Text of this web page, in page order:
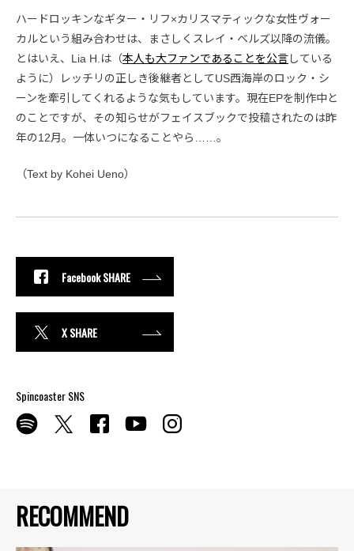
RECOMMEND
ハードロッキンなギター・リフ×カリスマティックな女性ヴォー
カルという組み合わせは、まさしくスレイ・ベルズ以降の流儀。
とはいえ、Lia H.は（本人も大ファンであることを公言している
ように）レッチリの正しき後継者としてUS西海岸のロック・シ
ーンを牽引してくれるような気もしています。現在EPを制作中と
のことですが、その知らせがフェイスブックで投稿されたのは昨
年の12月。一体いつになることやら……。
（Text by Kohei Ueno）
Facebook SHARE
X SHARE
Spincoaster SNS